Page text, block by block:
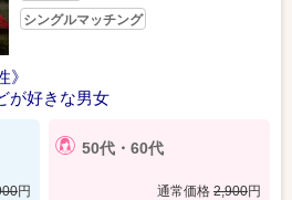
シングルマッチング
》
が好きな男女
円
50代・60代
通常価格 2,900円